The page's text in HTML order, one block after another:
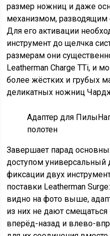
размер ножниц и даже
механизмом, разводящим
Для его активации
инструмент до щелчка
размерам они
Leatherman Charge TTi, и
более жёстких и грубых
деликатных ножниц
Адаптер для
полотен
Завершает парад
доступом универсальный
фиксации двух
поставки Leatherman
видно на фото выше,
из них не дают
вперёд-назад и влево-